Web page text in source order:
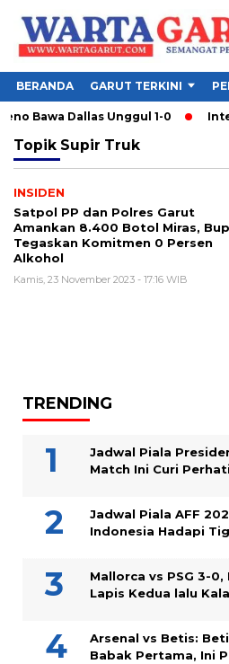
BERANDA GARUT TERKINI
Bawa Dallas Unggul 1-0
Topik Supir Truk
INSIDEN
Satpol PP dan Polres Garut
Amankan 8.400 Botol Miras,
Tegaskan Komitmen 0 Persen
Alkohol
Kamis, 23 November 2023 - 17:16 WIB
TRENDING
Jadwal Piala
Match Ini Curi
Jadwal Piala AFF
Indonesia Hadapi
Mallorca vs PSG 3-
Lapis Kedua lalu
Arsenal vs Betis:
Babak Pertama, Ini